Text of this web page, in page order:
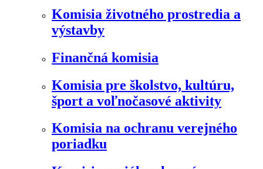
Komisia životného prostredia a
výstavby
Finančná komisia
Komisia pre školstvo, kultúru,
šport a voľnočasové aktivity
Komisia na ochranu verejného
poriadku